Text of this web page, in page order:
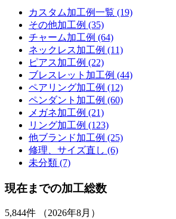
カスタム加工例一覧 (19)
その他加工例 (35)
チャーム加工例 (64)
ネックレス加工例 (11)
ピアス加工例 (22)
ブレスレット加工例 (44)
ペアリング加工例 (12)
ペンダント加工例 (60)
メガネ加工例 (21)
リング加工例 (123)
他ブランド加工例 (25)
修理、サイズ直し (6)
未分類 (7)
現在までの加工総数
5,844件 （2026年8月）